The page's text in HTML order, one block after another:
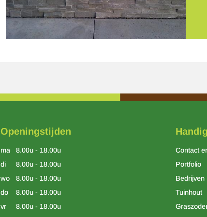
Openingstijden
ma
8.00u - 18.00u
di
8.00u - 18.00u
wo
8.00u - 18.00u
do
8.00u - 18.00u
vr
8.00u - 18.00u
Contact
Portfolio
Bedrijven
Tuinhout